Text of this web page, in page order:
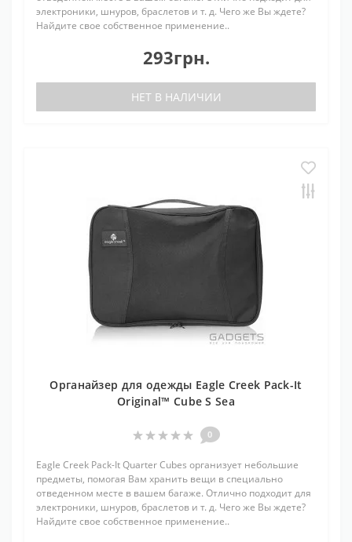
электроники, шнуров, браслетов и т. д. Чего же Вы ждете?
Найдите свое собственное применение..
293грн.
НЕТ В НАЛИЧИИ
Органайзер для одежды Eagle Creek Pack-It
Original™ Cube S Sea
0
Eagle Creek Pack-It Quarter Cubes организует небольшие
предметы, помогая Вам хранить вещи в специально
отведенном месте в вашем багаже. Отлично подходит для
электроники, шнуров, браслетов и т. д. Чего же Вы ждете?
Найдите свое собственное применение..